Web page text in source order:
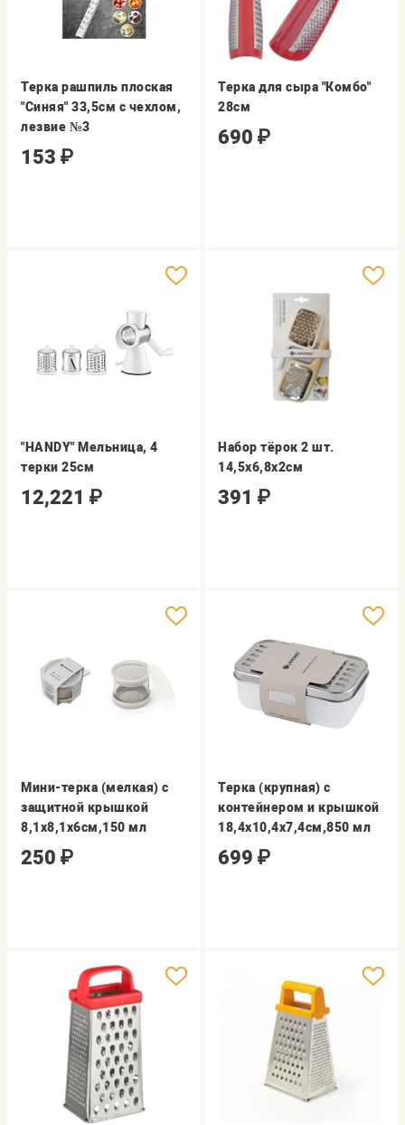
Терка рашпиль плоская
"Синяя" 33,5см с чехлом,
лезвие №3
153 ₽
Терка для сыра "Комбо"
28см
690 ₽
"HANDY" Мельница, 4
терки 25см
12,221 ₽
Набор тёрок 2 шт.
14,5х6,8x2см
391 ₽
Мини-терка (мелкая) с
защитной крышкой
8,1x8,1x6см,150 мл
250 ₽
Терка (крупная) с
контейнером и крышкой
18,4x10,4x7,4см,850 мл
699 ₽